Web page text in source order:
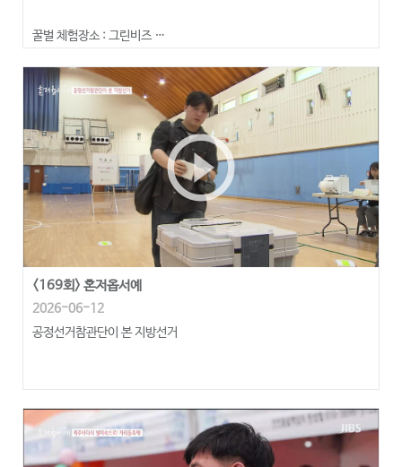
꿀벌 체험장소 : 그린비즈
play_circle_outline
<169회> 혼저옵서예
2026-06-12
공정선거참관단이 본 지방선거